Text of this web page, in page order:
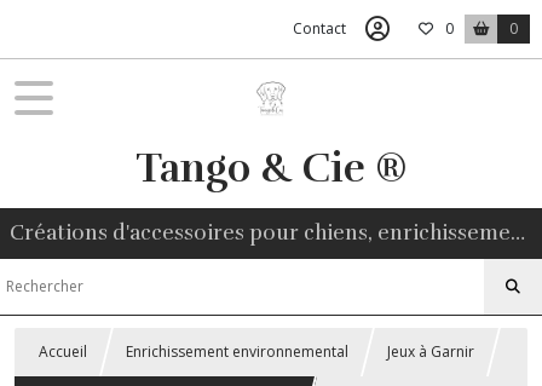
Contact 0 0
Tango & Cie ®
Créations d'accessoires pour chiens, enrichissement environnemental, friandises naturelles
Accueil Enrichissement environnemental Jeux à Garnir